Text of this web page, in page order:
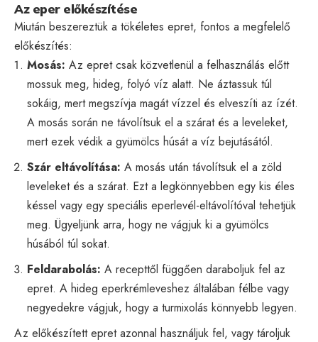
Az eper előkészítése
Miután beszereztük a tökéletes epret, fontos a megfelelő
előkészítés:
Mosás: Az epret csak közvetlenül a felhasználás előtt
mossuk meg, hideg, folyó víz alatt. Ne áztassuk túl
sokáig, mert megszívja magát vízzel és elveszíti az ízét.
A mosás során ne távolítsuk el a szárat és a leveleket,
mert ezek védik a gyümölcs húsát a víz bejutásától.
Szár eltávolítása: A mosás után távolítsuk el a zöld
leveleket és a szárat. Ezt a legkönnyebben egy kis éles
késsel vagy egy speciális eperlevél-eltávolítóval tehetjük
meg. Ügyeljünk arra, hogy ne vágjuk ki a gyümölcs
húsából túl sokat.
Feldarabolás: A recepttől függően daraboljuk fel az
epret. A hideg eperkrémleveshez általában félbe vagy
negyedekre vágjuk, hogy a turmixolás könnyebb legyen.
Az előkészített epret azonnal használjuk fel, vagy tároljuk